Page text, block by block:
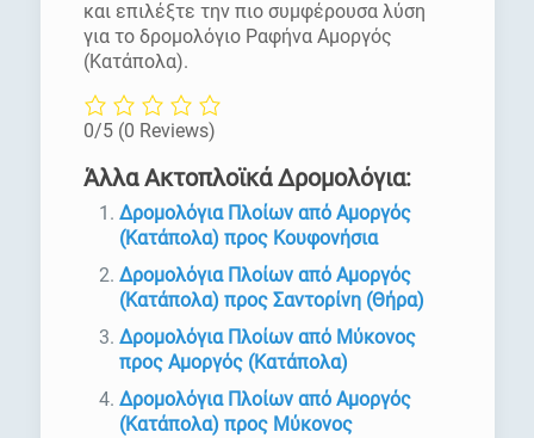
και επιλέξτε την πιο συμφέρουσα λύση
για το δρομολόγιο Ραφήνα Αμοργός
(Κατάπολα).
0/5 (0 Reviews)
Άλλα Ακτοπλοϊκά Δρομολόγια:
Δρομολόγια Πλοίων από Αμοργός
(Κατάπολα) προς Κουφονήσια
Δρομολόγια Πλοίων από Αμοργός
(Κατάπολα) προς Σαντορίνη (Θήρα)
Δρομολόγια Πλοίων από Μύκονος
προς Αμοργός (Κατάπολα)
Δρομολόγια Πλοίων από Αμοργός
(Κατάπολα) προς Μύκονος